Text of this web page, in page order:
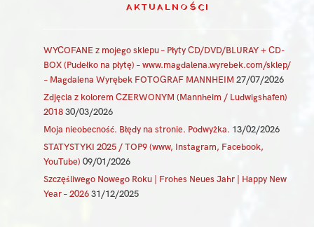
AKTUALNOŚCI
WYCOFANE z mojego sklepu – Płyty CD/DVD/BLURAY + CD-
BOX (Pudełko na płytę) – www.magdalena.wyrebek.com/sklep/
– Magdalena Wyrębek FOTOGRAF MANNHEIM 27/07/2026
Zdjęcia z kolorem CZERWONYM (Mannheim / Ludwigshafen)
2018 30/03/2026
Moja nieobecność. Błędy na stronie. Podwyżka. 13/02/2026
STATYSTYKI 2025 / TOP9 (www, Instagram, Facebook,
YouTube) 09/01/2026
Szczęśliwego Nowego Roku | Frohes Neues Jahr | Happy New
Year – 2026 31/12/2025